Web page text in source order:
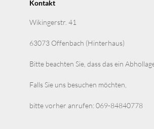
Kontakt
Wikingerstr. 41
63073 Offenbach (Hinterhaus)
Bitte beachten Sie, dass das ein
Falls Sie uns besuchen möchten,
bitte vorher anrufen: 069-84840778